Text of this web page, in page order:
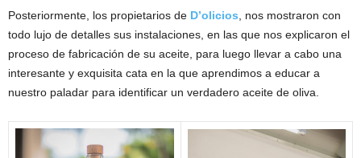
Posteriormente, los propietarios de D’olicios, nos mostraron con
todo lujo de detalles sus instalaciones, en las que nos explicaron el
proceso de fabricación de su aceite, para luego llevar a cabo una
interesante y exquisita cata en la que aprendimos a educar a
nuestro paladar para identificar un verdadero aceite de oliva.